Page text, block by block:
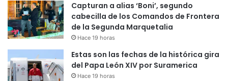
Capturan a alias ‘Boni’, segundo
cabecilla de los Comandos de Frontera
de la Segunda Marquetalia
Hace 19 horas
Estas son las fechas de la histórica gira
del Papa León XIV por Suramerica
Hace 19 horas